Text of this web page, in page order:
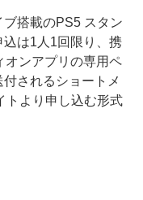
搭載のPS5 スタン
は1人1回限り、携
オンアプリの専用ペ
されるショートメ
トより申し込む形式